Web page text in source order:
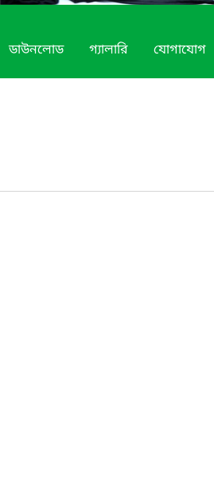
ডাউনলোড গ্যালারি যোগাযোগ